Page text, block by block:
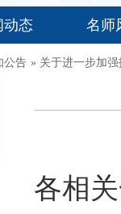
动态 名师
公告 » 关于进一步加
各相